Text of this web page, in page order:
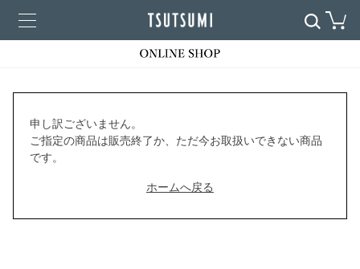
申し訳ございません。
ご指定の商品は販売終了か、ただ今お取扱いできない商品
です。
ホームへ戻る